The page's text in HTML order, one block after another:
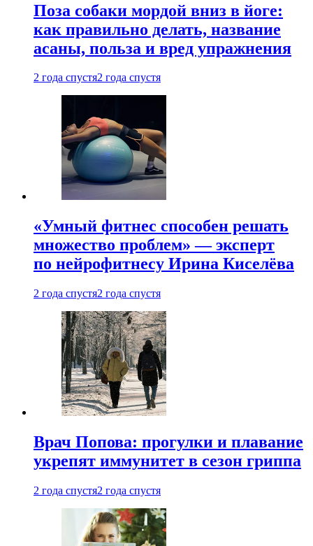
Поза собаки мордой вниз в йоге:
как правильно делать, название
асаны, польза и вред упражнения
2 года спустя2 года спустя
«Умный фитнес способен решать
множество проблем» — эксперт
по нейрофитнесу Ирина Киселёва
2 года спустя2 года спустя
Врач Попова: прогулки и плавание
укрепят иммунитет в сезон гриппа
2 года спустя2 года спустя